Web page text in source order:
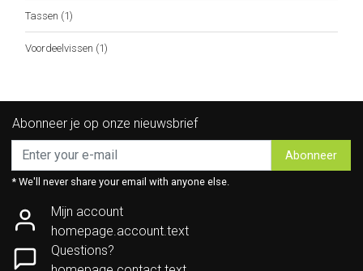
Tassen (1)
Voordeelvissen (1)
Abonneer je op onze nieuwsbrief
Abonneer
* We'll never share your email with anyone else.
Mijn account
homepage.account.text
Questions?